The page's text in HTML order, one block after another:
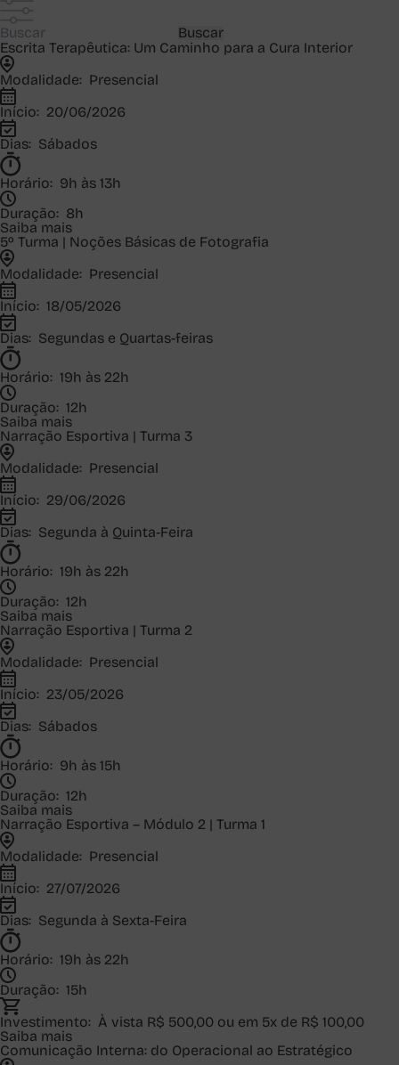
Buscar
Escrita Terapêutica: Um Caminho para a Cura Interior
Modalidade: Presencial
Início: 20/06/2026
Dias: Sábados
Horário: 9h às 13h
Duração: 8h
Saiba mais
5º Turma | Noções Básicas de Fotografia
Modalidade: Presencial
Início: 18/05/2026
Dias: Segundas e Quartas-feiras
Horário: 19h às 22h
Duração: 12h
Saiba mais
Narração Esportiva | Turma 3
Modalidade: Presencial
Início: 29/06/2026
Dias: Segunda à Quinta-Feira
Horário: 19h às 22h
Duração: 12h
Saiba mais
Narração Esportiva | Turma 2
Modalidade: Presencial
Início: 23/05/2026
Dias: Sábados
Horário: 9h às 15h
Duração: 12h
Saiba mais
Narração Esportiva – Módulo 2 | Turma 1
Modalidade: Presencial
Início: 27/07/2026
Dias: Segunda à Sexta-Feira
Horário: 19h às 22h
Duração: 15h
Investimento: À vista R$ 500,00 ou em 5x de R$ 100,00
Saiba mais
Comunicação Interna: do Operacional ao Estratégico